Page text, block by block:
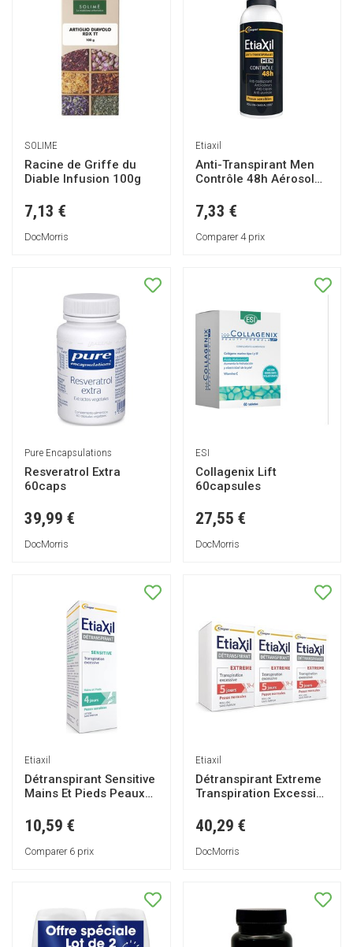
SOLIME
Racine de Griffe du
Diable Infusion 100g
7,13 €
DocMorris
Etiaxil
Anti-Transpirant Men
Contrôle 48h Aérosol
7,33 €
Comparer 4 prix
Pure Encapsulations
Resveratrol Extra
60caps
39,99 €
DocMorris
ESI
Collagenix Lift
60capsules
27,55 €
DocMorris
Etiaxil
Détranspirant Sensitive
Mains Et Pieds Peaux
10,59 €
Comparer 6 prix
Etiaxil
Détranspirant Extreme
Transpiration Excessive
3x15ml
40,29 €
DocMorris